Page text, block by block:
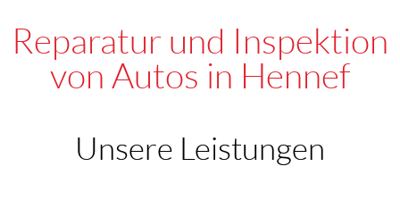
Reparatur und Inspektion
von Autos in Hennef
Unsere Leistungen